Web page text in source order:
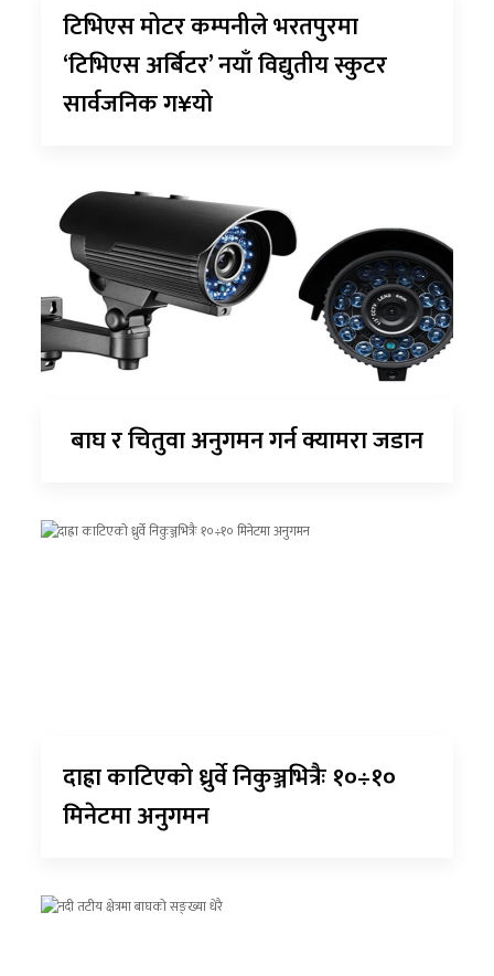
टिभिएस मोटर कम्पनीले भरतपुरमा
‘टिभिएस अर्बिटर’ नयाँ विद्युतीय स्कुटर
सार्वजनिक ग¥यो
बाघ र चितुवा अनुगमन गर्न क्यामरा जडान
दाह्रा काटिएको ध्रुर्वे निकुञ्जभित्रैः १०÷१०
मिनेटमा अनुगमन